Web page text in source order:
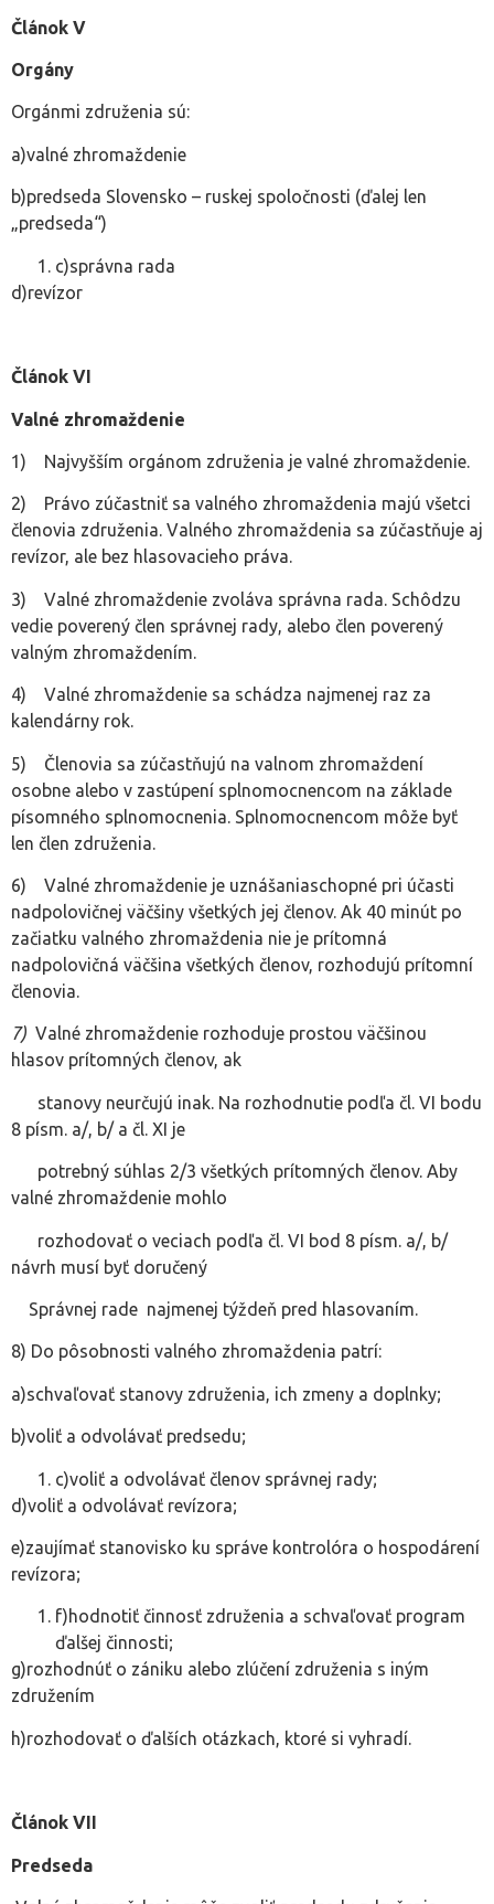
Článok V
Orgány
Orgánmi združenia sú:
a)valné zhromaždenie
b)predseda Slovensko – ruskej spoločnosti (ďalej len
„predseda“)
c)správna rada
d)revízor
Článok VI
Valné zhromaždenie
1) Najvyšším orgánom združenia je valné zhromaždenie.
2) Právo zúčastniť sa valného zhromaždenia majú všetci
členovia združenia. Valného zhromaždenia sa zúčastňuje aj
revízor, ale bez hlasovacieho práva.
3) Valné zhromaždenie zvoláva správna rada. Schôdzu
vedie poverený člen správnej rady, alebo člen poverený
valným zhromaždením.
4) Valné zhromaždenie sa schádza najmenej raz za
kalendárny rok.
5) Členovia sa zúčastňujú na valnom zhromaždení
osobne alebo v zastúpení splnomocnencom na základe
písomného splnomocnenia. Splnomocnencom môže byť
len člen združenia.
6) Valné zhromaždenie je uznášaniaschopné pri účasti
nadpolovičnej väčšiny všetkých jej členov. Ak 40 minút po
začiatku valného zhromaždenia nie je prítomná
nadpolovičná väčšina všetkých členov, rozhodujú prítomní
členovia.
7) Valné zhromaždenie rozhoduje prostou väčšinou
hlasov prítomných členov, ak
stanovy neurčujú inak. Na rozhodnutie podľa čl. VI bodu
8 písm. a/, b/ a čl. XI je
potrebný súhlas 2/3 všetkých prítomných členov. Aby
valné zhromaždenie mohlo
rozhodovať o veciach podľa čl. VI bod 8 písm. a/, b/
návrh musí byť doručený
Správnej rade najmenej týždeň pred hlasovaním.
8) Do pôsobnosti valného zhromaždenia patrí:
a)schvaľovať stanovy združenia, ich zmeny a doplnky;
b)voliť a odvolávať predsedu;
c)voliť a odvolávať členov správnej rady;
d)voliť a odvolávať revízora;
e)zaujímať stanovisko ku správe kontrolóra o hospodárení
revízora;
f)hodnotiť činnosť združenia a schvaľovať program
ďalšej činnosti;
g)rozhodnúť o zániku alebo zlúčení združenia s iným
združením
h)rozhodovať o ďalších otázkach, ktoré si vyhradí.
Článok VII
Predseda